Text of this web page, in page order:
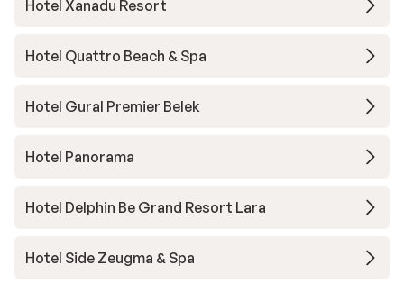
Hotel Xanadu Resort
Hotel Quattro Beach & Spa
Hotel Gural Premier Belek
Hotel Panorama
Hotel Delphin Be Grand Resort Lara
Hotel Side Zeugma & Spa